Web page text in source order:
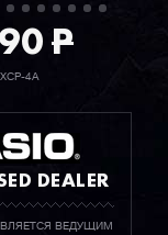
P
4A
DEALER
ЯВЛЯЕТСЯ ВЕДУЩИМ